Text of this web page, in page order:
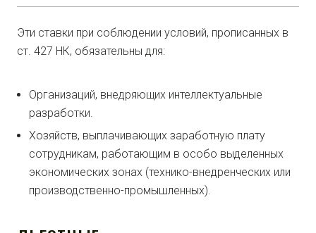
Эти ставки при соблюдении условий, прописанных в
ст. 427 НК, обязательны для:
Организаций, внедряющих интеллектуальные
разработки.
Хозяйств, выплачивающих заработную плату
сотрудникам, работающим в особо выделенных
экономических зонах (технико-внедренческих или
производственно-промышленных).